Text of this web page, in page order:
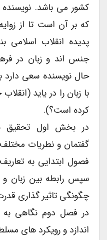
کشور می باشد. نویسنده
که بر آن است تا از
پدیده انقلاب اسلامی
جنس اند و زبان در
حال نویسنده سعی دارد
با زبان را در یاید
کرده است؟).
در بخش اول تحقیق
گفتمان و نطریات مختلف
فصول ابتدایی به
سپس رابطه بین زبان و
چگونگی تاثیر گذاری
در فصل دوم نگاهی به
اندازد و رویکرد های